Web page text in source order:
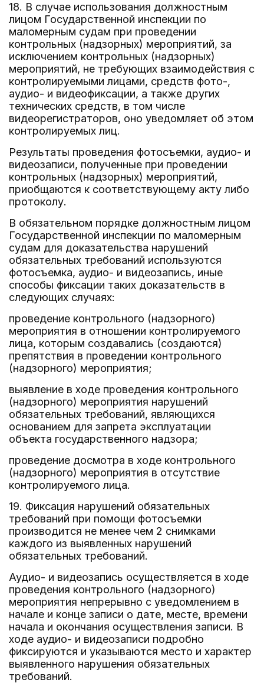
18. В случае использования должностным
лицом Государственной инспекции по
маломерным судам при проведении
контрольных (надзорных) мероприятий, за
исключением контрольных (надзорных)
мероприятий, не требующих взаимодействия с
контролируемыми лицами, средств фото-,
аудио- и видеофиксации, а также других
технических средств, в том числе
видеорегистраторов, оно уведомляет об этом
контролируемых лиц.
Результаты проведения фотосъемки, аудио- и
видеозаписи, полученные при проведении
контрольных (надзорных) мероприятий,
приобщаются к соответствующему акту либо
протоколу.
В обязательном порядке должностным лицом
Государственной инспекции по маломерным
судам для доказательства нарушений
обязательных требований используются
фотосъемка, аудио- и видеозапись, иные
способы фиксации таких доказательств в
следующих случаях:
проведение контрольного (надзорного)
мероприятия в отношении контролируемого
лица, которым создавались (создаются)
препятствия в проведении контрольного
(надзорного) мероприятия;
выявление в ходе проведения контрольного
(надзорного) мероприятия нарушений
обязательных требований, являющихся
основанием для запрета эксплуатации
объекта государственного надзора;
проведение досмотра в ходе контрольного
(надзорного) мероприятия в отсутствие
контролируемого лица.
19. Фиксация нарушений обязательных
требований при помощи фотосъемки
производится не менее чем 2 снимками
каждого из выявленных нарушений
обязательных требований.
Аудио- и видеозапись осуществляется в ходе
проведения контрольного (надзорного)
мероприятия непрерывно с уведомлением в
начале и конце записи о дате, месте, времени
начала и окончания осуществления записи. В
ходе аудио- и видеозаписи подробно
фиксируются и указываются место и характер
выявленного нарушения обязательных
требований.